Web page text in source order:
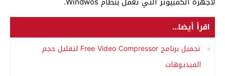
اقرأ أيضا...
تحميل برنامج Free Video Compressor لتقليل حجم
الفيديوهات